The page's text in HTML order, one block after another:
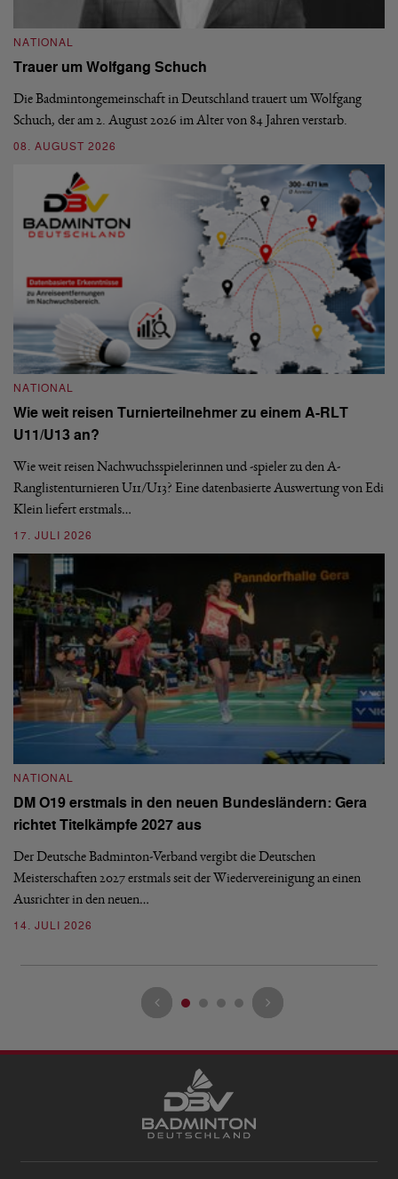
NATIONAL
Trauer um Wolfgang Schuch
Die Badmintongemeinschaft in Deutschland trauert um Wolfgang
Schuch, der am 2. August 2026 im Alter von 84 Jahren verstarb.
08. AUGUST 2026
NATIONAL
Wie weit reisen Turnierteilnehmer zu einem A-RLT
U11/U13 an?
Wie weit reisen Nachwuchsspielerinnen und -spieler zu den A-
Ranglistenturnieren U11/U13? Eine datenbasierte Auswertung von Edi
Klein liefert erstmals…
17. JULI 2026
NATIONAL
DM O19 erstmals in den neuen Bundesländern: Gera
richtet Titelkämpfe 2027 aus
Der Deutsche Badminton-Verband vergibt die Deutschen
Meisterschaften 2027 erstmals seit der Wiedervereinigung an einen
Ausrichter in den neuen…
14. JULI 2026